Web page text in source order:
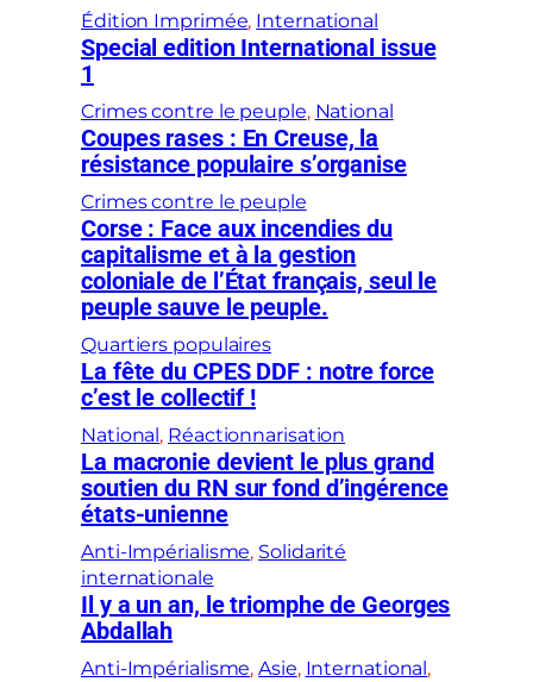
Édition Imprimée, International
Special edition International issue
1
Crimes contre le peuple, National
Coupes rases : En Creuse, la
résistance populaire s’organise
Crimes contre le peuple
Corse : Face aux incendies du
capitalisme et à la gestion
coloniale de l’État français, seul le
peuple sauve le peuple.
Quartiers populaires
La fête du CPES DDF : notre force
c’est le collectif !
National , Réactionnarisation
La macronie devient le plus grand
soutien du RN sur fond d’ingérence
états-unienne
Anti-Impérialisme, Solidarité
internationale
Il y a un an, le triomphe de Georges
Abdallah
Anti-Impérialisme, Asie, International